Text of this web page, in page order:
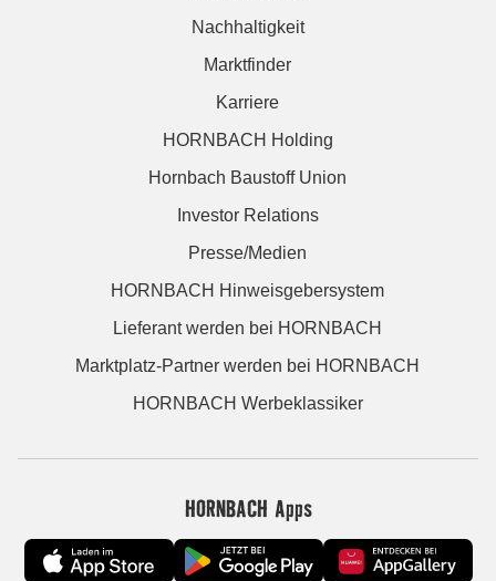
Nachhaltigkeit
Marktfinder
Karriere
HORNBACH Holding
Hornbach Baustoff Union
Investor Relations
Presse/Medien
HORNBACH Hinweisgebersystem
Lieferant werden bei HORNBACH
Marktplatz-Partner werden bei HORNBACH
HORNBACH Werbeklassiker
HORNBACH Apps